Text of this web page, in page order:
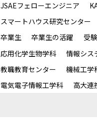
JSAEフェローエンジニア
スマートハウス研究センター
卒業生
卒業生の活躍 受
応用化学生物学科
情報シス
教職教育センター
機械工学
電気電子情報工学科
高大連